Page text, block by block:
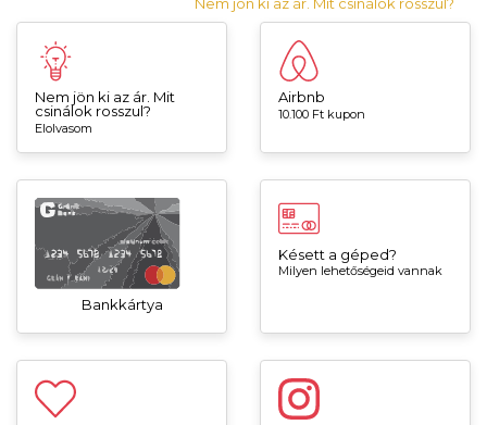
Nem jön ki az ár. Mit
csinálok rosszul?
Elolvasom
Airbnb
10.100 Ft kupon
Bankkártya
Késett a géped?
Milyen lehetőségeid vannak